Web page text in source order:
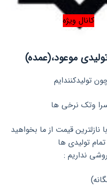
کانال ویژه
موعود،(عمده)
تولیدکنندایم
وتک نرخی ها
نازلترین قیمت از ما بخواهید
تولیدی ها
نداریم :